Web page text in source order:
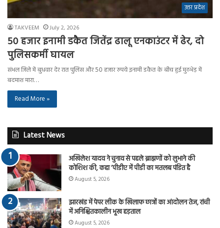
उत्तर प्रदेश
TAKVEEM July 2, 2026
50 हजार इनामी डकैत जितेंद्र ढालू एनकाउंटर में ढेर, दो
पुलिसकर्मी घायल
संभल जिले में बुधवार देर रात पुलिस और 50 हजार रुपये इनामी डकैत के बीच हुई मुठभेड़ में
बदमाश मारा…
Read More »
Latest News
अखिलेश यादव ने चुनाव से पहले ब्राह्मणों को लुभाने की
कोशिश की, कहा ‘पीडीए में पीडी का मतलब पंडित है
August 5, 2026
झारखंड में पेपर लीक के खिलाफ छात्रों का आंदोलन तेज, रांची
में अनिश्चितकालीन भूख हड़ताल
August 5, 2026